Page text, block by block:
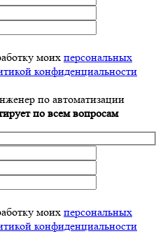
моих персональных
конфиденциальности
по автоматизации
по всем вопросам
моих персональных
конфиденциальности